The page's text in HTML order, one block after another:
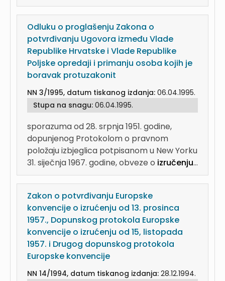
Odluku o proglašenju Zakona o
potvrđivanju Ugovora između Vlade
Republike Hrvatske i Vlade Republike
Poljske opredaji i primanju osoba kojih je
boravak protuzakonit
NN 3/1995, datum tiskanog izdanja: 06.04.1995.
Stupa na snagu: 06.04.1995.
sporazuma od 28. srpnja 1951. godine,
dopunjenog Protokolom o pravnom
položaju izbjeglica potpisanom u New Yorku
31. siječnja 1967. godine, obveze o izručenju...
Zakon o potvrđivanju Europske
konvencije o izrućenju od 13. prosinca
1957., Dopunskog protokola Europske
konvencije o izrućenju od 15, listopada
1957. i Drugog dopunskog protokola
Europske konvencije
NN 14/1994, datum tiskanog izdanja: 28.12.1994.